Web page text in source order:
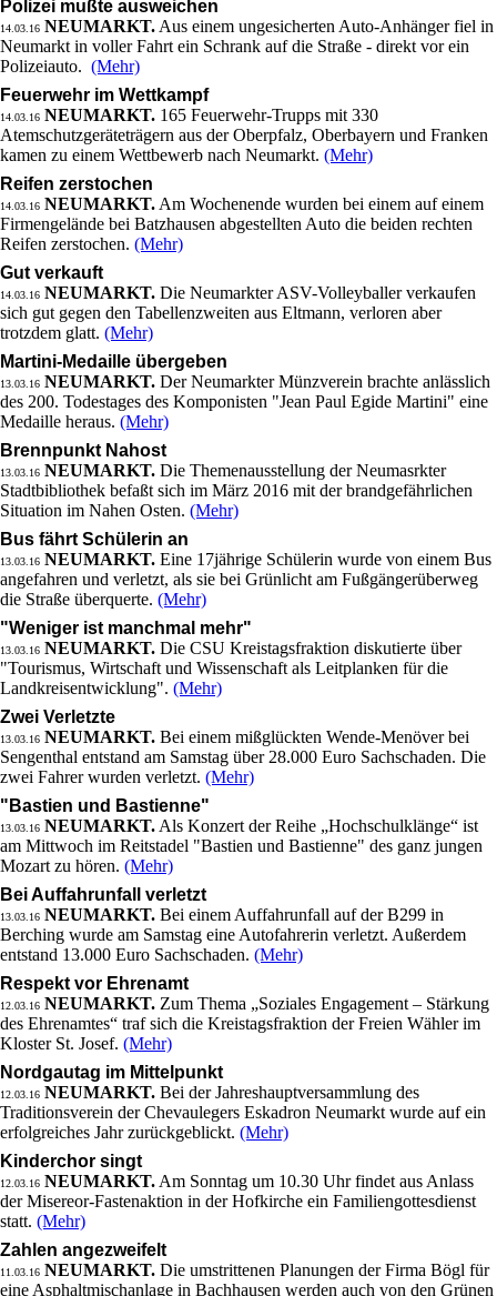
Polizei mußte ausweichen
14.03.16 NEUMARKT. Aus einem ungesicherten Auto-Anhänger fiel in
Neumarkt in voller Fahrt ein Schrank auf die Straße - direkt vor ein
Polizeiauto. (Mehr)
Feuerwehr im Wettkampf
14.03.16 NEUMARKT. 165 Feuerwehr-Trupps mit 330
Atemschutzgeräteträgern aus der Oberpfalz, Oberbayern und Franken
kamen zu einem Wettbewerb nach Neumarkt. (Mehr)
Reifen zerstochen
14.03.16 NEUMARKT. Am Wochenende wurden bei einem auf einem
Firmengelände bei Batzhausen abgestellten Auto die beiden rechten
Reifen zerstochen. (Mehr)
Gut verkauft
14.03.16 NEUMARKT. Die Neumarkter ASV-Volleyballer verkaufen
sich gut gegen den Tabellenzweiten aus Eltmann, verloren aber
trotzdem glatt. (Mehr)
Martini-Medaille übergeben
13.03.16 NEUMARKT. Der Neumarkter Münzverein brachte anlässlich
des 200. Todestages des Komponisten "Jean Paul Egide Martini" eine
Medaille heraus. (Mehr)
Brennpunkt Nahost
13.03.16 NEUMARKT. Die Themenausstellung der Neumasrkter
Stadtbibliothek befaßt sich im März 2016 mit der brandgefährlichen
Situation im Nahen Osten. (Mehr)
Bus fährt Schülerin an
13.03.16 NEUMARKT. Eine 17jährige Schülerin wurde von einem Bus
angefahren und verletzt, als sie bei Grünlicht am Fußgängerüberweg
die Straße überquerte. (Mehr)
"Weniger ist manchmal mehr"
13.03.16 NEUMARKT. Die CSU Kreistagsfraktion diskutierte über
"Tourismus, Wirtschaft und Wissenschaft als Leitplanken für die
Landkreisentwicklung". (Mehr)
Zwei Verletzte
13.03.16 NEUMARKT. Bei einem mißglückten Wende-Menöver bei
Sengenthal entstand am Samstag über 28.000 Euro Sachschaden. Die
zwei Fahrer wurden verletzt. (Mehr)
"Bastien und Bastienne"
13.03.16 NEUMARKT. Als Konzert der Reihe „Hochschulklänge“ ist
am Mittwoch im Reitstadel "Bastien und Bastienne" des ganz jungen
Mozart zu hören. (Mehr)
Bei Auffahrunfall verletzt
13.03.16 NEUMARKT. Bei einem Auffahrunfall auf der B299 in
Berching wurde am Samstag eine Autofahrerin verletzt. Außerdem
entstand 13.000 Euro Sachschaden. (Mehr)
Respekt vor Ehrenamt
12.03.16 NEUMARKT. Zum Thema „Soziales Engagement – Stärkung
des Ehrenamtes“ traf sich die Kreistagsfraktion der Freien Wähler im
Kloster St. Josef. (Mehr)
Nordgautag im Mittelpunkt
12.03.16 NEUMARKT. Bei der Jahreshauptversammlung des
Traditionsverein der Chevaulegers Eskadron Neumarkt wurde auf ein
erfolgreiches Jahr zurückgeblickt. (Mehr)
Kinderchor singt
12.03.16 NEUMARKT. Am Sonntag um 10.30 Uhr findet aus Anlass
der Misereor-Fastenaktion in der Hofkirche ein Familiengottesdienst
statt. (Mehr)
Zahlen angezweifelt
11.03.16 NEUMARKT. Die umstrittenen Planungen der Firma Bögl für
eine Asphaltmischanlage in Bachhausen werden auch von den Grünen